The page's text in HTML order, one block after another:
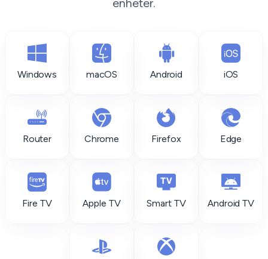
enheter.
Windows macOS Android iOS
Router Chrome Firefox Edge
Fire TV Apple TV Smart TV Android TV